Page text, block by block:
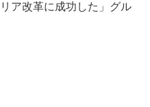
ア改革に成功した」グル